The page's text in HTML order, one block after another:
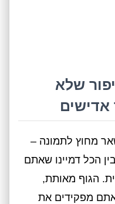
שלא
מחוץ לתמונה –
הכל דמיינו שאתם
הגוף מאותת,
מפקידים את